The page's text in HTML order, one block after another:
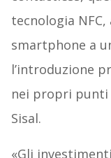
tecnologia
smartphone a
l’introduzione
nei propri punti
Sisal.
«Gli